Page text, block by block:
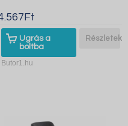
Ugrás a
boltba
Részletek
Butor1.hu